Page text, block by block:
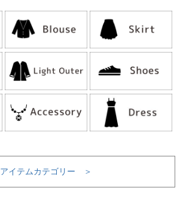
アイテムカテゴリー ＞